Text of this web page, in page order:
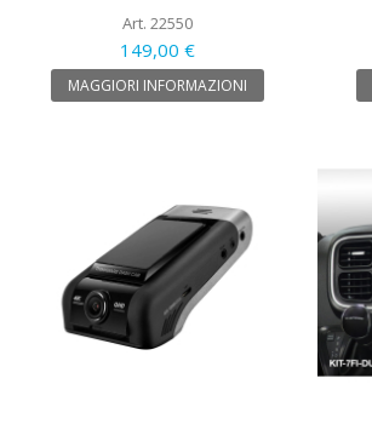
Art. 22550
149,00 €
MAGGIORI INFORMAZIONI